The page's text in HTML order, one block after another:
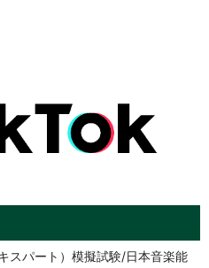
スパート）模擬試験/日本音楽能